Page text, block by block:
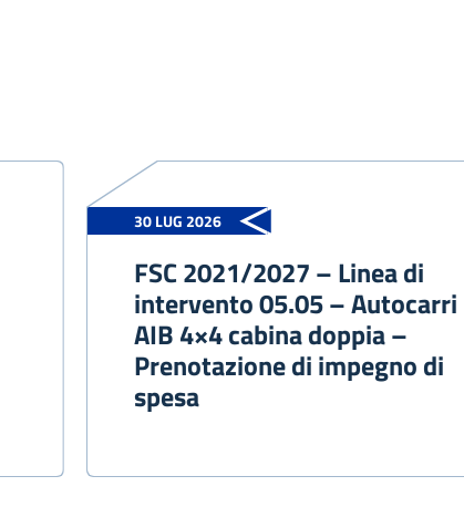
30 LUG 2026
FSC 2021/2027 – Linea di
intervento 05.05 – Autocarri
AIB 4×4 cabina doppia –
Prenotazione di impegno di
spesa